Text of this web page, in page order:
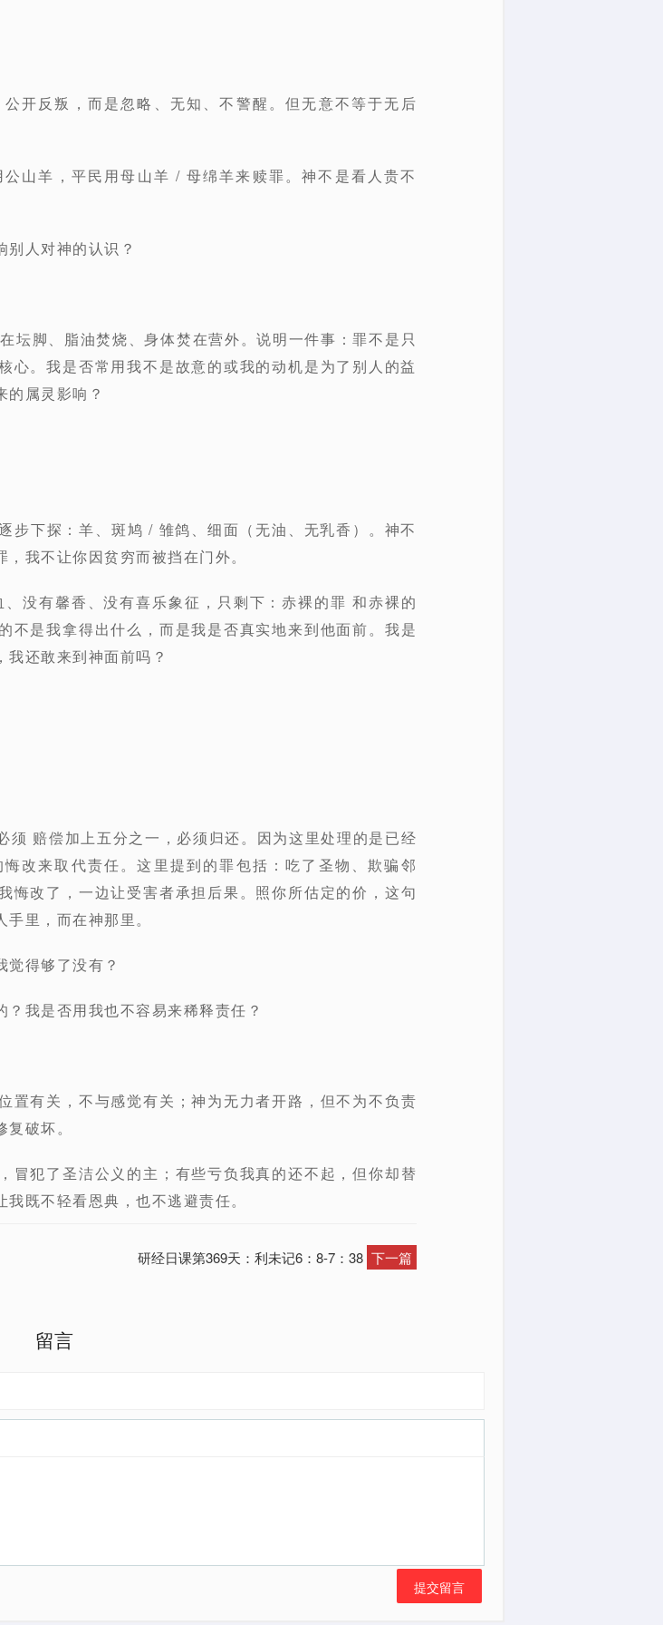
公开反叛，而是忽略、无知、不警醒。但 无意不等于无后
山羊，平民用母山羊 / 母绵羊来赎罪。神不是看人贵不
人对神的认识？
坛脚、脂油焚烧、身体焚在营外。说明一件事：罪不是只
心。我是否常用我不是故意的或我的动机是为了别人的益
属灵影响？
步下探：羊、斑鸠 / 雏鸽、细面（无油、无乳香）。神不
，我不让你因贫穷而被挡在门外。
、没有馨香、没有喜乐象征，只剩下：赤裸的罪 和赤裸的
不是我拿得出什么，而是我是否真实地来到他面前。我是
还敢来到神面前吗？
须 赔偿加上五分之一 ，必须 归还。 因为这里处理的是已经
改来取代责任。这里提到的罪包括：吃了圣物、欺骗邻
悔改了，一边让受害者承担后果。照你所估定的价， 这句
里，而在神那里。
得够了没有？
我是否用我也不容易来稀释责任？
置有关，不与感觉有关 ；神为无力者开路，但不为不负责
破坏。
冒犯了圣洁公义的主；有些亏负我真的还不起，但你却替
既不轻看恩典，也不逃避责任。
研经日课第369天：利未记6：8-7：38 下一篇
留言
提交留言